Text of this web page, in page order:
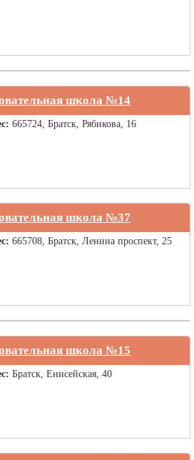
школа №14
665724, Братск, Рябикова, 16
школа №37
665708, Братск, Ленина проспект, 25
школа №15
Братск, Енисейская, 40